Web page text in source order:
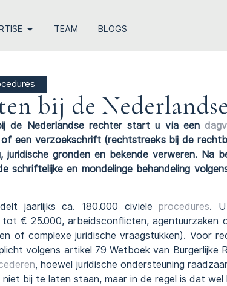
TEAM BLOGS
bij de
de Nederlandse rechter start u via een
een verzoekschrift (rechtstreeks bij de
juridische gronden en bekende verweren. Na
schriftelijke en mondelinge behandeling
jaarlijks ca. 180.000 civieleprocedures. U
tot € 25.000, arbeidsconflicten, agentuurzaken
of complexe juridische vraagstukken). Voor
volgens artikel 79 Wetboek van Burgerlijke
, hoewel juridische ondersteuning
bij te laten staan, maar in de regel is dat wel